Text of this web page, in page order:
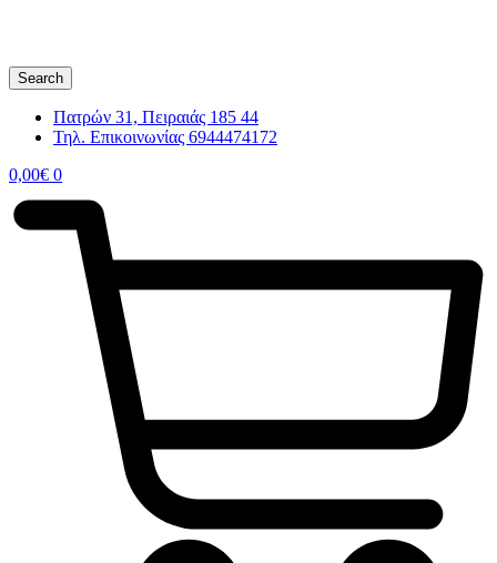
Search
Πατρών 31, Πειραιάς 185 44
Τηλ. Επικοινωνίας 6944474172
0,00€ 0